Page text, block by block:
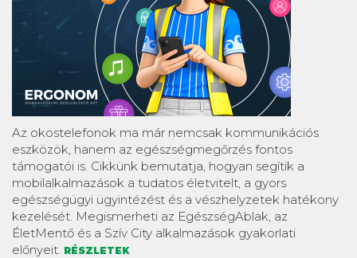
Az okostelefonok ma már nemcsak kommunikációs
eszközök, hanem az egészségmegőrzés fontos
támogatói is. Cikkünk bemutatja, hogyan segítik a
mobilalkalmazások a tudatos életvitelt, a gyors
egészségügyi ügyintézést és a vészhelyzetek hatékony
kezelését. Megismerheti az EgészségAblak, az
ÉletMentő és a Szív City alkalmazások gyakorlati
előnyeit. RÉSZLETEK